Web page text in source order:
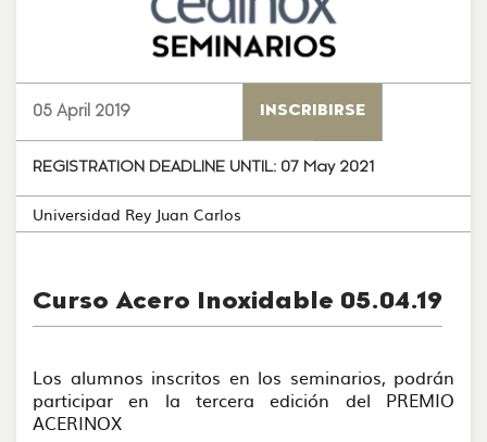
05 April 2019 INSCRIBIRSE
REGISTRATION DEADLINE UNTIL: 07 May 2021
Universidad Rey Juan Carlos
Curso Acero Inoxidable 05.04.19
Los alumnos inscritos en los seminarios, podrán
participar en la tercera edición del PREMIO
ACERINOX